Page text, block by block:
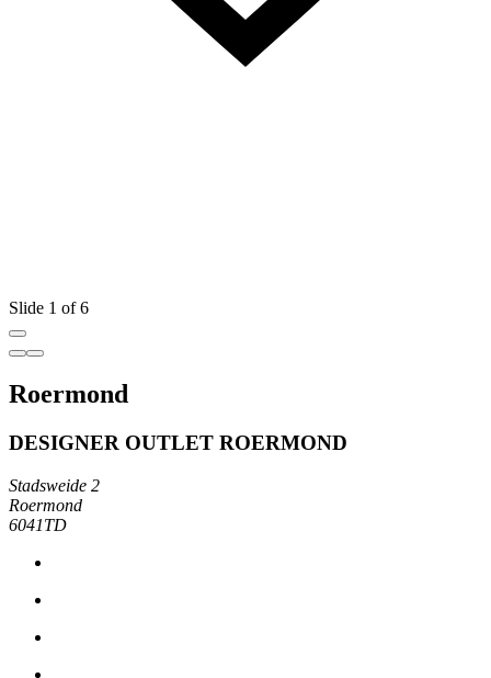
Slide 1 of 6
Roermond
DESIGNER OUTLET ROERMOND
Stadsweide 2
Roermond
6041TD